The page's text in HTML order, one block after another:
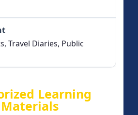
Travel Diaries, Public
Learning
Materials